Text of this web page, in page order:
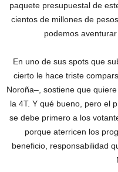
paquete presupuestal de
cientos de millones de
podemos
En uno de sus spots que
cierto le hace triste
Noroña–, sostiene que
la 4T. Y qué bueno, pero el
se debe primero a los
porque aterricen los
beneficio, responsabilidad